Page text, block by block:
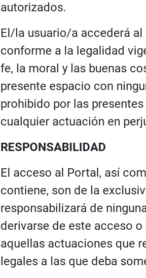
autorizados.
El/la usuario/a accederá
conforme a la legalidad
fe, la moral y las buenas
presente espacio con
prohibido por las
cualquier actuación en
RESPONSABILIDAD
El acceso al Portal, así
contiene, son de la
responsabilizará de
derivarse de este acceso
aquellas actuaciones que
legales a las que deba